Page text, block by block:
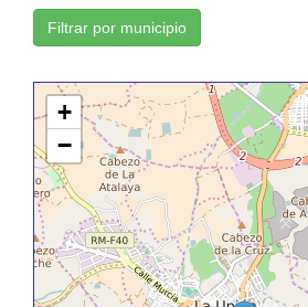
Filtrar por municipio
+
−